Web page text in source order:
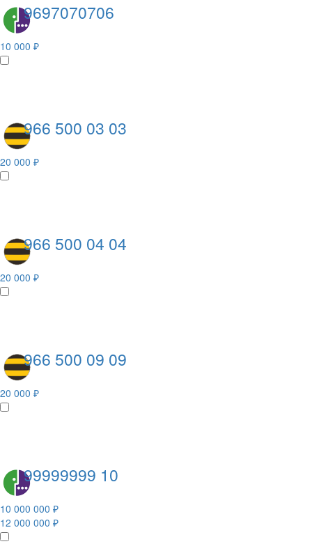
9697070706
10 000 ₽
966 500 03 03
20 000 ₽
966 500 04 04
20 000 ₽
966 500 09 09
20 000 ₽
99999999 10
10 000 000 ₽
12 000 000 ₽